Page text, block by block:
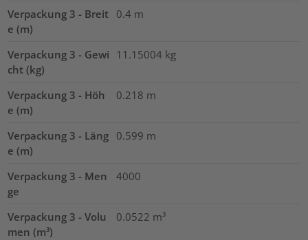
Verpackung 3 - Breit
e (m)
0.4 m
Verpackung 3 - Gewi
cht (kg)
11.15004 kg
Verpackung 3 - Höh
e (m)
0.218 m
Verpackung 3 - Läng
e (m)
0.599 m
Verpackung 3 - Men
ge
4000
Verpackung 3 - Volu
men (m³)
0.0522 m³